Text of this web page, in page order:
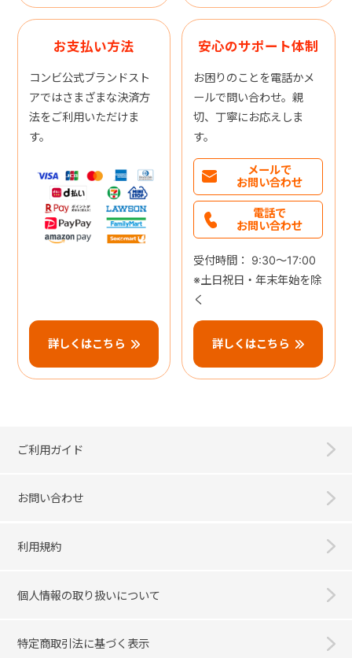
お支払い方法
コンビ公式ブランドスト
アではさまざまな決済方
法をご利用いただけま
す。
詳しくはこちら
安心のサポート体制
お困りのことを電話かメ
ールで問い合わせ。親
切、丁寧にお応えしま
す。
メールで
お問い合わせ
電話で
お問い合わせ
受付時間： 9:30～17:00
※土日祝日・年末年始を除
く
詳しくはこちら
ご利用ガイド
お問い合わせ
利用規約
個人情報の取り扱いについて
特定商取引法に基づく表示